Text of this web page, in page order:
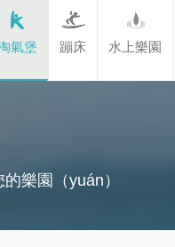
氣堡 蹦床 水上樂園
樂園（yuán）